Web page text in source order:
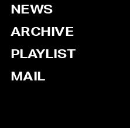
NEWS
ARCHIVE
PLAYLIST
MAIL